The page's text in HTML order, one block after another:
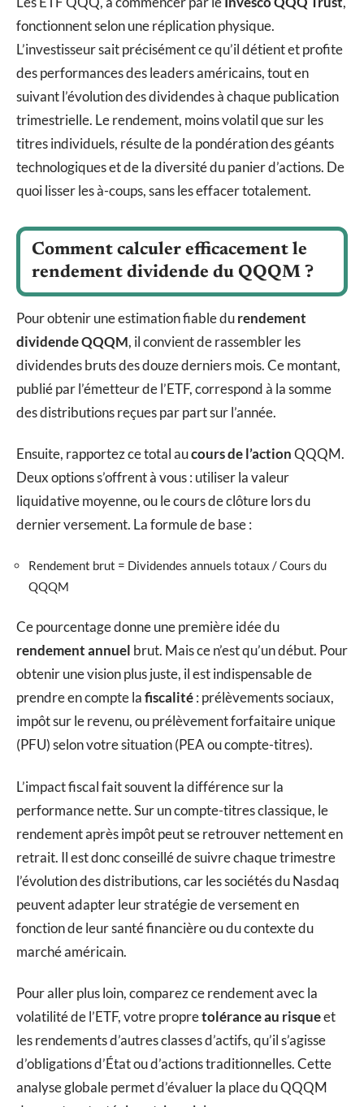
fonctionnent selon une réplication physique.
L’investisseur sait précisément ce qu’il détient et profite
des performances des leaders américains, tout en
suivant l’évolution des dividendes à chaque publication
trimestrielle. Le rendement, moins volatil que sur les
titres individuels, résulte de la pondération des géants
technologiques et de la diversité du panier d’actions. De
quoi lisser les à-coups, sans les effacer totalement.
Comment calculer efficacement le
rendement dividende du QQQM ?
Pour obtenir une estimation fiable durendement
dividende QQQM, il convient de rassembler les
dividendes bruts des douze derniers mois. Ce montant,
publié par l’émetteur de l’ETF, correspond à la somme
des distributions reçues par part sur l’année.
Ensuite, rapportez ce total aucours de l’actionQQQM.
Deux options s’offrent à vous : utiliser la valeur
liquidative moyenne, ou le cours de clôture lors du
dernier versement. La formule de base :
Rendement brut = Dividendes annuels totaux / Cours du
QQQM
Ce pourcentage donne une première idée du
rendement annuel brut. Mais ce n’est qu’un début. Pour
obtenir une vision plus juste, il est indispensable de
prendre en compte lafiscalité: prélèvements sociaux,
impôt sur le revenu, ou prélèvement forfaitaire unique
(PFU) selon votre situation (PEA ou compte-titres).
L’impact fiscal fait souvent la différence sur la
performance nette. Sur un compte-titres classique, le
rendement après impôt peut se retrouver nettement en
retrait. Il est donc conseillé de suivre chaque trimestre
l’évolution des distributions, car les sociétés du Nasdaq
peuvent adapter leur stratégie de versement en
fonction de leur santé financière ou du contexte du
marché américain.
Pour aller plus loin, comparez ce rendement avec la
volatilité de l’ETF, votre propretolérance au risqueet
les rendements d’autres classes d’actifs, qu’il s’agisse
d’obligations d’État ou d’actions traditionnelles. Cette
analyse globale permet d’évaluer la place du QQQM